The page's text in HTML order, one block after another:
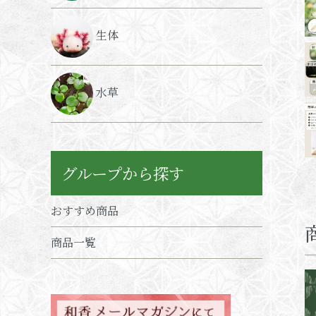
生体
水草
グループから探す
おすすめ商品
商品一覧